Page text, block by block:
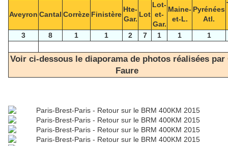
Aveyron Cantal Corrèze Finistère
Hte-
Gar.
Lot
Lot-
et-
Gar.
Maine-
et-L.
Pyrénées
Atl.
3 8 1 1 2 7 1 1 1
Voir ci-dessous le diaporama de photos réalisées par
Faure